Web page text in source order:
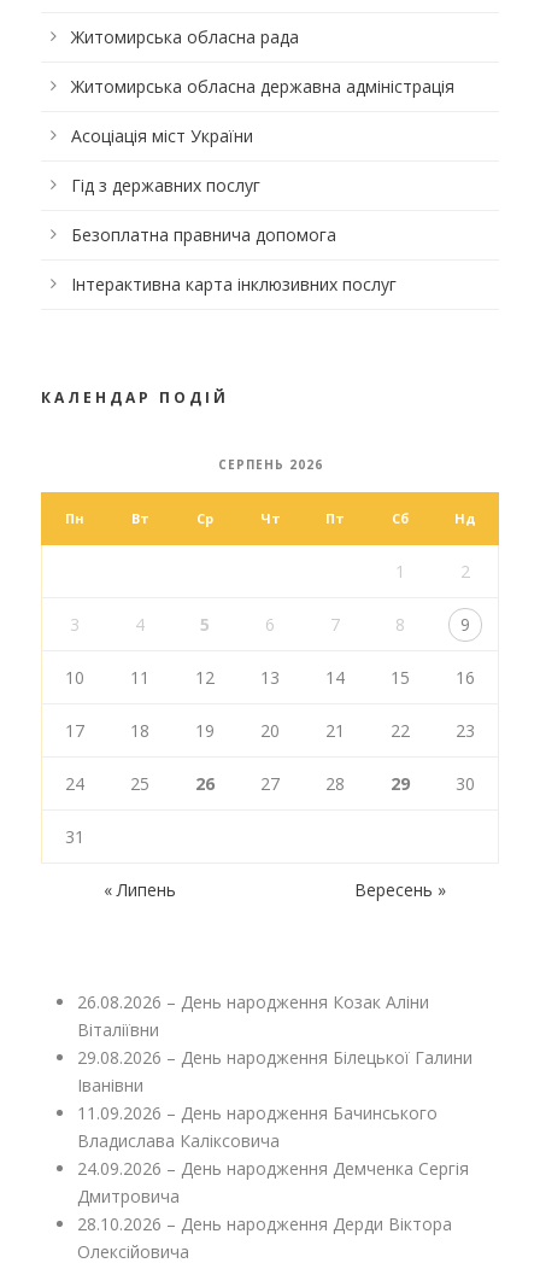
Житомирська обласна рада
Житомирська обласна державна адміністрація
Асоціація міст України
Гід з державних послуг
Безоплатна правнича допомога
Інтерактивна карта інклюзивних послуг
КАЛЕНДАР ПОДІЙ
СЕРПЕНЬ 2026
Пн Вт Ср Чт Пт Сб Нд
1 2
3 4 5 6 7 8 9
10 11 12 13 14 15 16
17 18 19 20 21 22 23
24 25 26 27 28 29 30
31
« Липень Вересень »
26.08.2026 – День народження Козак Аліни
Віталіївни
29.08.2026 – День народження Білецької Галини
Іванівни
11.09.2026 – День народження Бачинського
Владислава Каліксовича
24.09.2026 – День народження Демченка Сергія
Дмитровича
28.10.2026 – День народження Дерди Віктора
Олексійовича